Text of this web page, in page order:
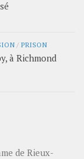
/ PRISON
à Richmond
de Rieux-